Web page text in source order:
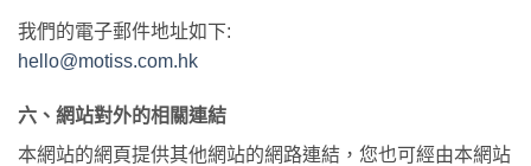
我們的電子郵件地址如下:
hello@motiss.com.hk
六、網站對外的相關連結
本網站的網頁提供其他網站的網路連結，您也可經由本網站